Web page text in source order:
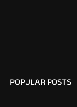
POPULAR POSTS